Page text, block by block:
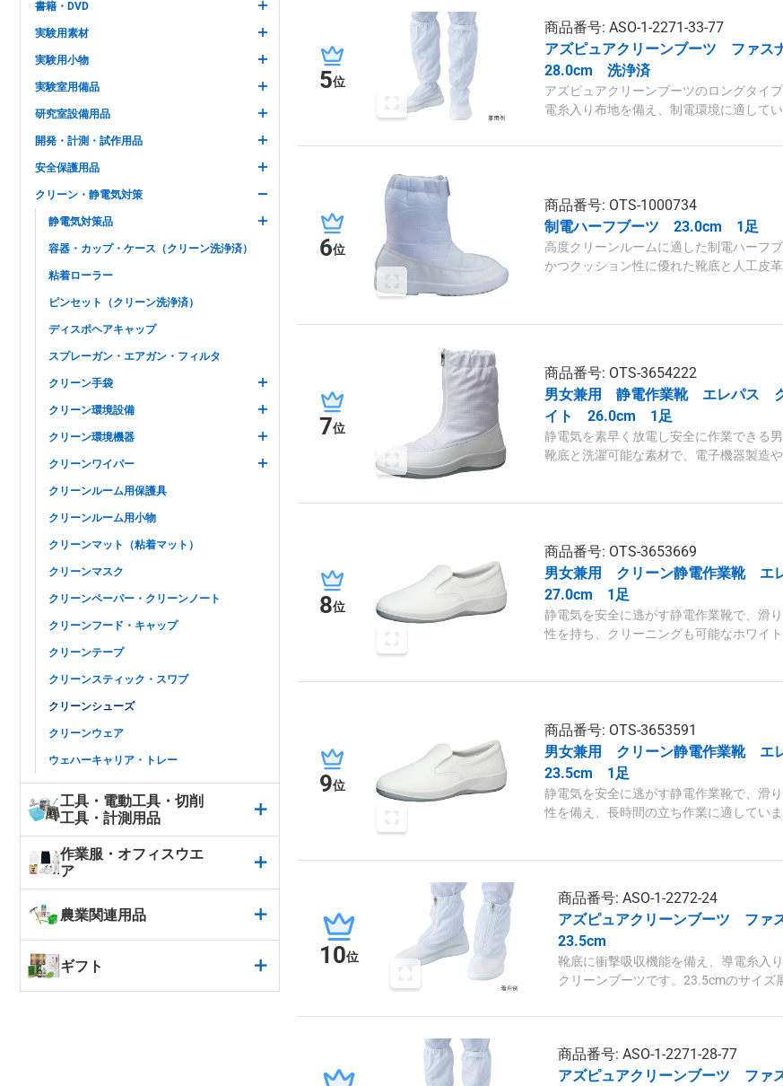
書籍・DVD
実験用素材
実験用小物
実験室用備品
研究室設備用品
開発・計測・試作用品
安全保護用品
クリーン・静電気対策
静電気対策品
容器・カップ・ケース（クリーン洗浄済）
粘着ローラー
ピンセット（クリーン洗浄済）
ディスポヘアキャップ
スプレーガン・エアガン・フィルタ
クリーン手袋
クリーン環境設備
クリーン環境機器
クリーンワイパー
クリーンルーム用保護具
クリーンルーム用小物
クリーンマット（粘着マット）
クリーンマスク
クリーンペーパー・クリーンノート
クリーンフード・キャップ
クリーンテープ
クリーンスティック・スワブ
クリーンシューズ
クリーンウェア
ウェハーキャリア・トレー
工具・電動工具・切削
工具・計測用品
作業服・オフィスウエ
ア
農業関連用品
ギフト
5位
商品番号: ASO-1-2271-33-77
アズピュアクリーンブーツ ファス
28.0cm 洗浄済
アズピュアクリーンブーツのロングタイ
電糸入り布地を備え、制電環境に適してい
6位
商品番号: OTS-1000734
制電ハーフブーツ 23.0cm 1足
高度クリーンルームに適した制電ハーフ
かつクッション性に優れた靴底と人工皮
7位
商品番号: OTS-3654222
男女兼用 静電作業靴 エレパス
イト 26.0cm 1足
静電気を素早く放電し安全に作業できる
靴底と洗濯可能な素材で、電子機器製造
8位
商品番号: OTS-3653669
男女兼用 クリーン静電作業靴
27.0cm 1足
静電気を安全に逃がす静電作業靴で、滑
性を持ち、クリーニングも可能なホワイ
9位
商品番号: OTS-3653591
男女兼用 クリーン静電作業靴
23.5cm 1足
静電気を安全に逃がす静電作業靴で、滑
性を備え、長時間の立ち作業に適していま
10位
商品番号: ASO-1-2272-24
アズピュアクリーンブーツ ファ
23.5cm
靴底に衝撃吸収機能を備え、導電糸入
クリーンブーツです。23.5cmのサイズ
商品番号: ASO-1-2271-28-77
アズピュアクリーンブーツ ファ